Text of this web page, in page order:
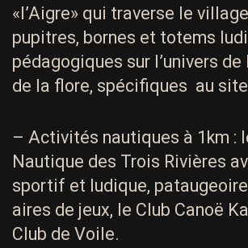
«l’Aigre» qui traverse le
pupitres, bornes et totems
pédagogiques sur l’univers
de la flore, spécifiques au
– Activités nautiques à 1km :
Nautique des Trois Rivières
sportif et ludique,
aires de jeux, le Club Canoë
Club de Voile.